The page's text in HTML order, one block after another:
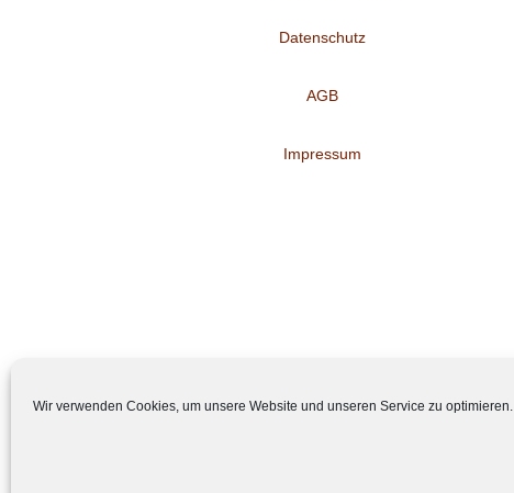
Wir verwenden Cookies, um unsere Website und unseren Service zu optimieren.
Datenschutz
AGB
Impressum